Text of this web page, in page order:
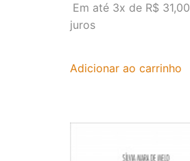
Em até 3x de R$ 31,00
juros
Adicionar ao carrinho